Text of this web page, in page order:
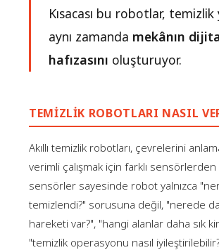
Kısacası bu robotlar,
aynı zamanda mekânın
hafızasını oluşturuyor.
TEMIZLIK ROBOTLARI NASIL
Akıllı temizlik robotları, çevrelerini
verimli çalışmak için farklı sensörlerden
sensörler sayesinde robot yalnızca
temizlendi?" sorusuna değil, "nerede
hareketi var?", "hangi alanlar daha sık
"temizlik operasyonu nasıl